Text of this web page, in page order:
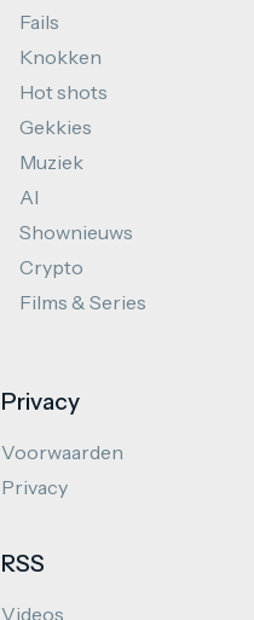
Fails
Knokken
Hot shots
Gekkies
Muziek
AI
Shownieuws
Crypto
Films & Series
Privacy
Voorwaarden
Privacy
RSS
Videos